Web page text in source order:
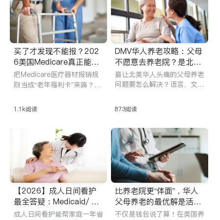
买了才发现不能报？202
6美国Medicare真正能报
销的医疗器材清单
把Medicare医疗器材报销规
则当成“老年福利卡”来薅？钱
kBB精英为你系统梳理Medic
are真正认可的可报销医疗器
RPM这些专业术语的意思，
明确哪些能报、哪些注定自
费，以及最容易踩坑的边界，
帮你在花钱前先把规则看得明
明白白，清清楚楚。
1.1k阅读
DMV华人养老攻略：父母
不愿意去养老院？是北美
华人们没找对地方！
最让北美华人头痛的父母养老
问题要怎么解决？语言、文化
构更难被接受。iTalkBB精英
从真实日常出发，介绍马里兰
富、饮食贴合、专业照护与M
edicaid衔接，为父母与子女
提供一种更自由、更安心、也
更可持续的养老解决方案。
873阅读
【2026】成人日间看护
最全答疑：Medicaid/ Me
dicare是否覆盖、退伍军
成人日间看护能帮家庭一年省
比养老院更“体面”，华人
父母养老的最优解是活动
中心？费用体验详细对
不仅是钱包说了算！在美国养